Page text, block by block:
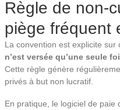
Règle de non-
piège fréquent
La convention est explicite sur
n’est versée qu’une seule
Cette règle génère
privés à but non lucratif.
En pratique, le logiciel de